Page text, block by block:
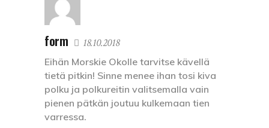
form 18.10.2018
Eihän Morskie Okolle tarvitse kävellä
tietä pitkin! Sinne menee ihan tosi kiva
polku ja polkureitin valitsemalla vain
pienen pätkän joutuu kulkemaan tien
varressa.